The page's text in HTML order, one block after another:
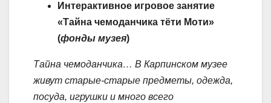
Интерактивное игровое занятие
«Тайна чемоданчика тёти Моти»
(фонды музея)
Тайна чемоданчика… В Карпинском музее
живут старые-старые предметы, одежда,
посуда, игрушки и много всего